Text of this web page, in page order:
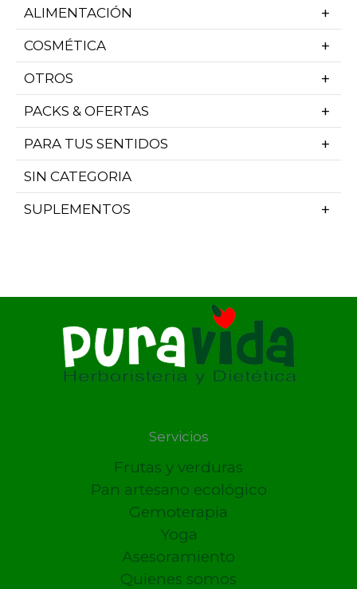
ALIMENTACIÓN
COSMÉTICA
OTROS
PACKS & OFERTAS
PARA TUS SENTIDOS
SIN CATEGORIA
SUPLEMENTOS
Servicios
Frutas y verduras
Pan artesano ecológico
Gemoterapia
Yoga
Asesoramiento
Quienes somos